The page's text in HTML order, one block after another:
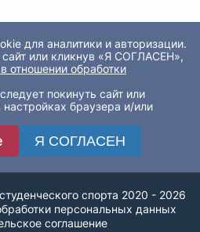
для аналитики и авторизации.
или кликнув «Я СОГЛАСЕН»,
отношении обработки
покинуть сайт или
браузера и/или
Я СОГЛАСЕН
персональных данных
соглашение
спорта 2020 - 2026